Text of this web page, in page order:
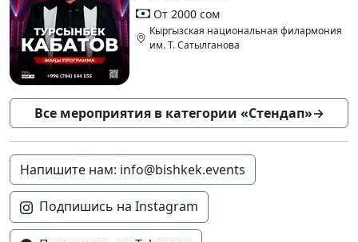
От 2000 сом
Кыргызская национальная филармония
им. Т. Сатылганова
Все мероприятия в категории «Стендап»→
Напишите нам: info@bishkek.events
Подпишись на Instagram